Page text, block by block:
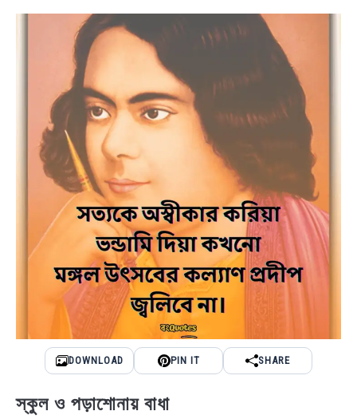
DOWNLOAD PIN IT SHARE
স্কুল ও পড়াশোনায় বাধা